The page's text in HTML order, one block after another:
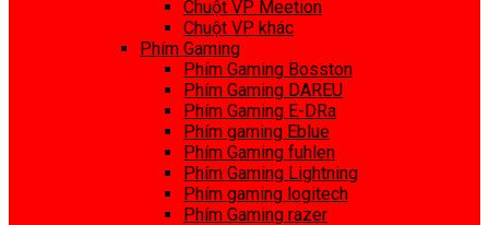
Chuột VP Meetion
Chuột VP khác
Phím Gaming
Phím Gaming Bosston
Phím Gaming DAREU
Phím Gaming E-DRa
Phím gaming Eblue
Phím Gaming fuhlen
Phím Gaming Lightning
Phím gaming logitech
Phím Gaming razer